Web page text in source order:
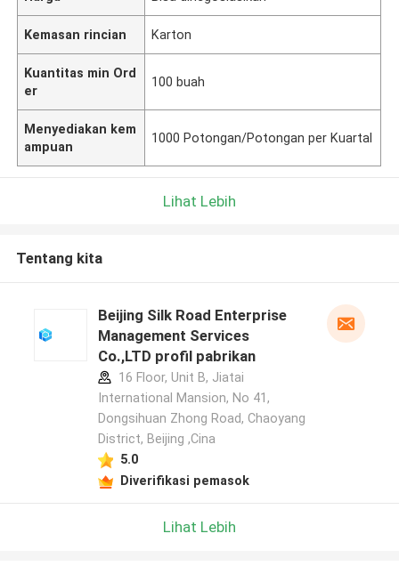
Kemasan rincian Karton
Kuantitas min Ord
er
100 buah
Menyediakan kem
ampuan
1000 Potongan/Potongan per Kuartal
Lihat Lebih
Tentang kita
Beijing Silk Road Enterprise
Management Services
Co.,LTD profil pabrikan
16 Floor, Unit B, Jiatai
International Mansion, No 41,
Dongsihuan Zhong Road, Chaoyang
District, Beijing ,Cina
5.0
Diverifikasi pemasok
Lihat Lebih